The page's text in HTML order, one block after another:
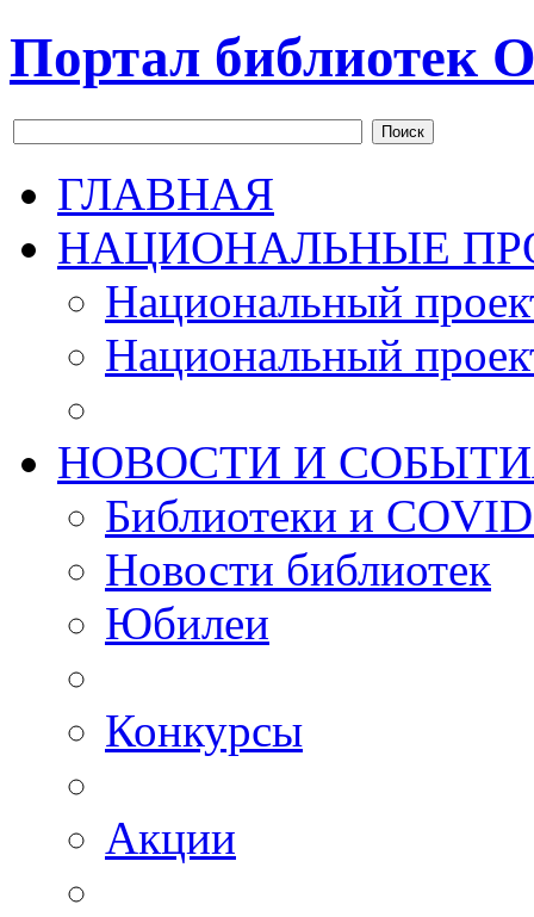
Портал библиотек
Поиск
ГЛАВНАЯ
НАЦИОНАЛЬНЫЕ
Национальный
Национальный
НОВОСТИ И
Библиотеки и
Новости библиотек
Юбилеи
Конкурсы
Акции